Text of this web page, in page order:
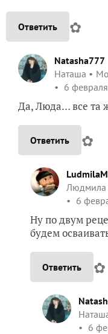
Ответить ✿
Natasha777
Наташа
6
Да, Люда… все та
Ответить ✿
Людмила
6
Ну по двум
будем
Ответить ✿
6